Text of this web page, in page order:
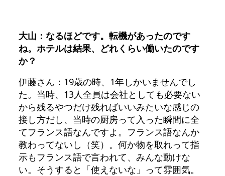
大山：なるほどです。転機があったのです
ね。ホテルは結果、どれくらい働いたのです
か？
伊藤さん：19歳の時、1年しかいませんでし
た。当時、13人全員は会社としても必要ない
から残るやつだけ残ればいいみたいな感じの
接し方だし、当時の厨房って入った瞬間に全
てフランス語なんですよ。フランス語なんか
教わってないし（笑）。何か物を取れって指
示もフランス語で言われて、みんな動けな
い。そうすると「使えないな」って雰囲気。